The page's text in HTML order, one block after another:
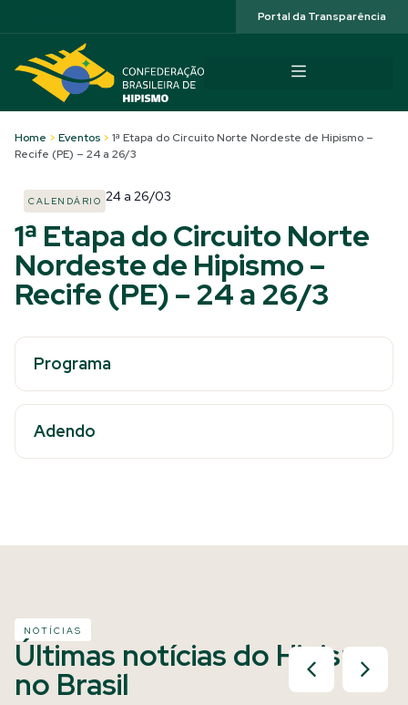
Portal da Transparência
Home > Eventos > 1ª Etapa do Circuito Norte Nordeste de Hipismo –
Recife (PE) – 24 a 26/3
CALENDÁRIO 24 a 26/03
1ª Etapa do Circuito Norte
Nordeste de Hipismo –
Recife (PE) – 24 a 26/3
Programa
Adendo
NOTÍCIAS
Últimas notícias do Hipismo
no Brasil